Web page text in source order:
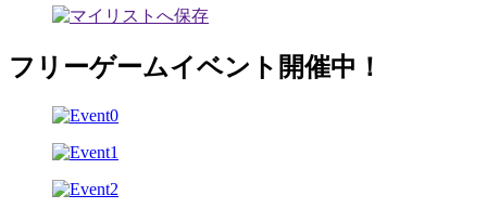
フリーゲームイベント開催中！